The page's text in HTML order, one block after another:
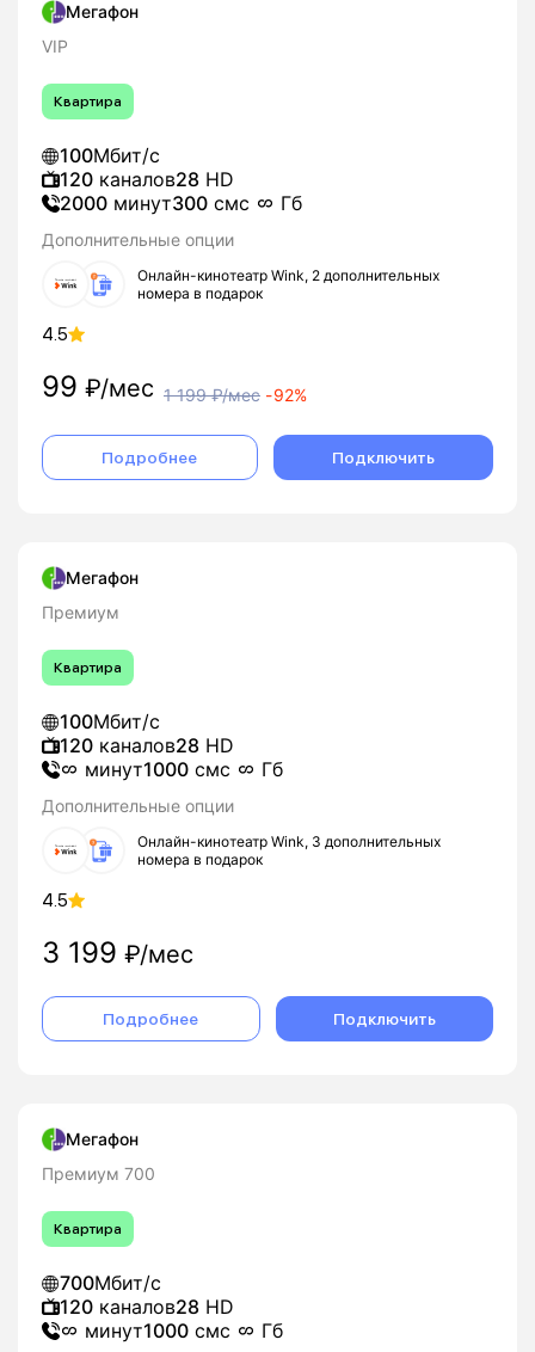
Мегафон
VIP
Квартира
100Мбит/с
120 каналов28 HD
2000 минут300 смс Гб
Дополнительные опции
Онлайн-кинотеатр Wink, 2 дополнительных
номера в подарок
4.5
99 ₽/мес 1 199₽/мес -92%
Подробнее Подключить
Мегафон
Премиум
Квартира
100Мбит/с
120 каналов28 HD
минут1000 смс Гб
Дополнительные опции
Онлайн-кинотеатр Wink, 3 дополнительных
номера в подарок
4.5
3 199 ₽/мес
Подробнее Подключить
Мегафон
Премиум 700
Квартира
700Мбит/с
120 каналов28 HD
минут1000 смс Гб